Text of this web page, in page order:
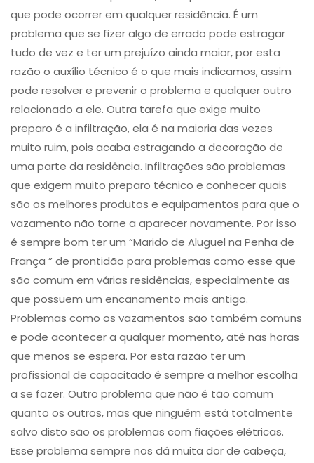
que pode ocorrer em qualquer residência. É um
problema que se fizer algo de errado pode estragar
tudo de vez e ter um prejuízo ainda maior, por esta
razão o auxílio técnico é o que mais indicamos, assim
pode resolver e prevenir o problema e qualquer outro
relacionado a ele. Outra tarefa que exige muito
preparo é a ​infiltração​, ela é na maioria das vezes
muito ruim, pois acaba estragando a decoração de
uma parte da residência. Infiltrações são problemas
que exigem muito preparo técnico e conhecer quais
são os melhores produtos e equipamentos para que o
vazamento não torne a aparecer novamente. Por isso
é sempre bom ter um “Marido de Aluguel na Penha de
França ” de prontidão para problemas como esse que
são comum em várias residências, especialmente as
que possuem um encanamento mais antigo.
Problemas como os ​vazamentos são também comuns
e pode acontecer a qualquer momento, até nas horas
que menos se espera. Por esta razão ter um
profissional de capacitado é sempre a melhor escolha
a se fazer. Outro problema que não é tão comum
quanto os outros, mas que ninguém está totalmente
salvo disto são os problemas com ​fiações elétricas​.
Esse problema sempre nos dá muita dor de cabeça,